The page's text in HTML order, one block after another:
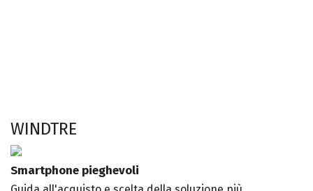
WINDTRE
Smartphone pieghevoli